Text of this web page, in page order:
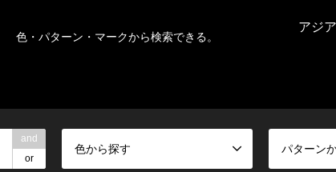
色・パターン・マークから検索できる。
アジア
and
or
色から探す パターン